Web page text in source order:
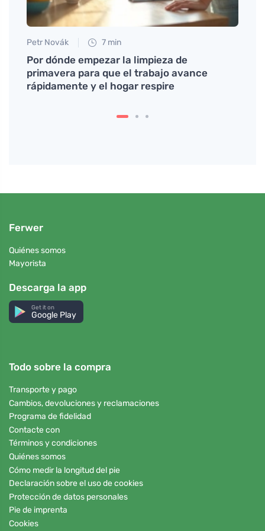
Petr Novák 7 min
Por dónde empezar la limpieza de
primavera para que el trabajo avance
rápidamente y el hogar respire
Ferwer
Quiénes somos
Mayorista
Descarga la app
Get it on
Google Play
Todo sobre la compra
Transporte y pago
Cambios, devoluciones y reclamaciones
Programa de fidelidad
Contacte con
Términos y condiciones
Quiénes somos
Cómo medir la longitud del pie
Declaración sobre el uso de cookies
Protección de datos personales
Pie de imprenta
Cookies